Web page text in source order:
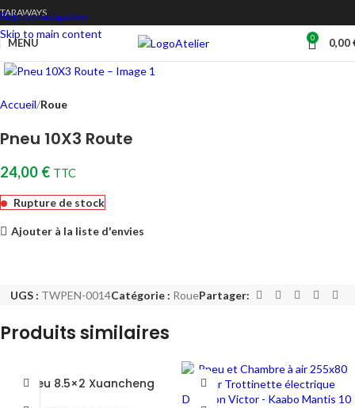
Skip to navigation
Skip to main content
TARAWAYS
MENU Atelier 0 0,00
Cliquez pour agrandir
Accueil Roue
Pneu 10X3 Route
24,00 € TTC
Rupture de stock
Ajouter à la liste d'envies
UGS : TWPEN-0014Catégorie : RouePartager:
Produits similaires
Pneu 8.5×2 Xuancheng